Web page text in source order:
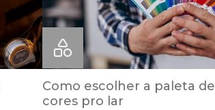
Como escolher a paleta de
cores pro lar